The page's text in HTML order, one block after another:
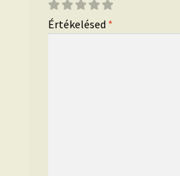
Értékelésed *